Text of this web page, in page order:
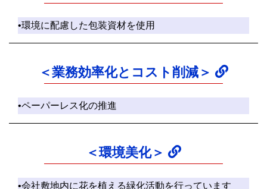
•環境に配慮した包装資材を使用
＜業務効率化とコスト削減＞
•ペーパーレス化の推進
＜環境美化＞
•会社敷地内に花を植える緑化活動を行っています